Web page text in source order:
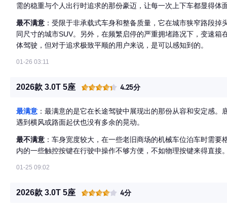
需的稳重与个人出行时追求的那份豪迈，让每一次上下车都显得体
最不满意 ：受限于非承载式车身和整备质量，它在城市狭窄路段
同尺寸的城市SUV。另外，在频繁启停的严重拥堵路况下，变速
体驾驶，但对于追求极致平顺的用户来说，是可以感知到的。
01-26 03:11
2026款 3.0T 5座 4.25分
最满意 ：最满意的是它在长途驾驶中展现出的那份从容和安定感
遇到横风或路面起伏也没有多余的晃动。
最不满意 ：车身宽度较大，在一些老旧商场的机械车位泊车时需
内的一些触控按键在行驶中操作不够方便，不如物理按键来得直接
01-25 09:02
2026款 3.0T 5座 4分